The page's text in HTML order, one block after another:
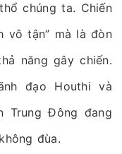
chúng ta. Chiến
vô tận” mà là đòn
năng gây chiến.
đạo Houthi và
Trung Đông đang
đùa.